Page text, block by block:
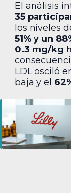
El análisis
35
los niveles
51% y un
0.3 mg/kg
LDL osciló
baja y el